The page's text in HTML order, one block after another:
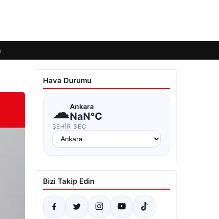
Hava Durumu
☁Ankara
NaN°C
ŞEHIR SEÇ
Bizi Takip Edin